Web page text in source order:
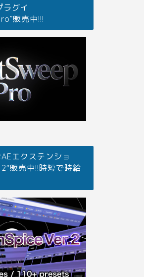
グイ
販売中!!!
エクステンショ
販売中!!時短で時給